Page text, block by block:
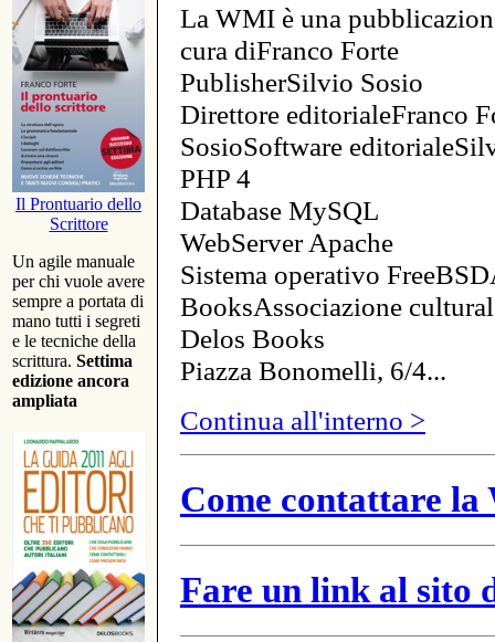
Il Prontuario dello
Scrittore
Un agile manuale
per chi vuole avere
sempre a portata di
mano tutti i segreti
e le tecniche della
scrittura. Settima
edizione ancora
ampliata
La WMI è una
cura diFranco Forte
PublisherSilvio Sosio
Direttore editorialeFranco
SosioSoftware
PHP 4
Database MySQL
WebServer Apache
Sistema operativo
BooksAssociazione
Delos Books
Piazza Bonomelli, 6/4...
Continua all'interno >
Come contattare
Fare un link al sito